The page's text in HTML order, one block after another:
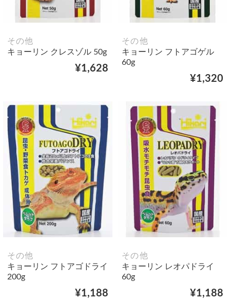
その他
キョーリン クレスゾル 50g
¥1,628
その他
キョーリン フトアゴゲル
60g
¥1,320
その他
キョーリン フトアゴドライ
200g
¥1,188
その他
キョーリン レオパドライ
60g
¥1,188